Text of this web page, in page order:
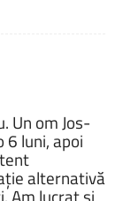
Un om Jos-
luni, apoi
alternativă
Am lucrat și